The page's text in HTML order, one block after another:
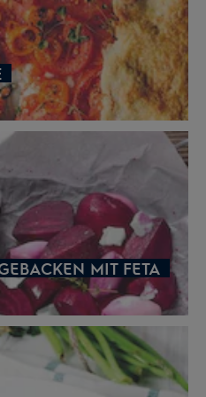
MIT FETA